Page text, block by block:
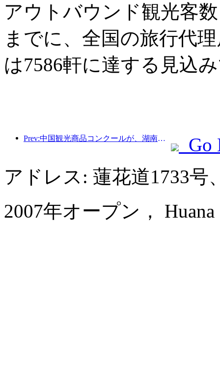
アウトバウンド観光客
までに、全国の旅行代
は7586軒に達する見込
Prev:中国観光商品コンクールが、湖南省湘潭市にて盛況のうちに開催されました。
Go
アドレス: 蓮花道1733号
2007年オープン，